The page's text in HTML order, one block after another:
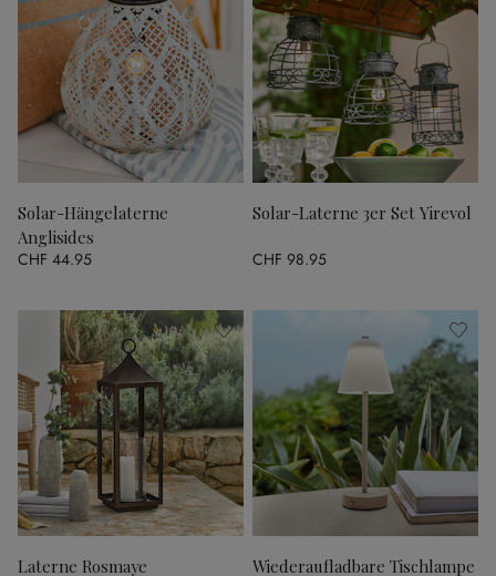
Solar-Hängelaterne
Anglisides
CHF 44.95
Solar-Laterne 3er Set Yirevol
CHF 98.95
Laterne Rosmaye
Wiederaufladbare Tischlampe